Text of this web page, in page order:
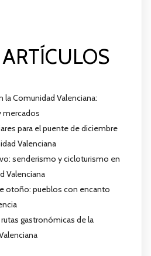
la Comunidad Valenciana:
mercados
para el puente de diciembre
Valenciana
senderismo y cicloturismo en
Valenciana
otoño: pueblos con encanto
gastronómicas de la